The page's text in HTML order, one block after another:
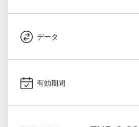
データ
有効期間